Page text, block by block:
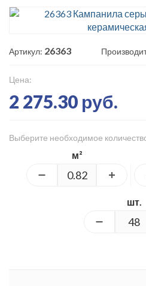
Артикул: 26363
Цена:
2 275.30 руб.
Выберите необходимое
м²
шт.